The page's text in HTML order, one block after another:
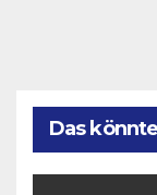
Das